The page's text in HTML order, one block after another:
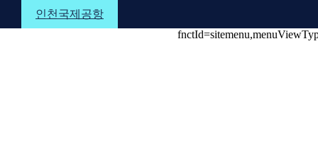
본문 바로가기 메뉴 바로가기
인천국제공항